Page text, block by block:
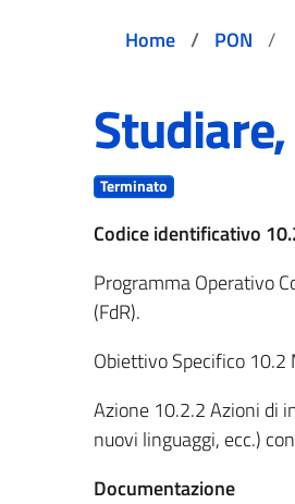
Home PON
Terminato
Codice identificativo
Programma Operativo
(FdR).
Obiettivo Specifico
Azione 10.2.2 Azioni di
nuovi linguaggi, ecc.)
Documentazione